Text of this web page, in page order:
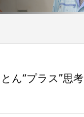
ん“プラス”思考